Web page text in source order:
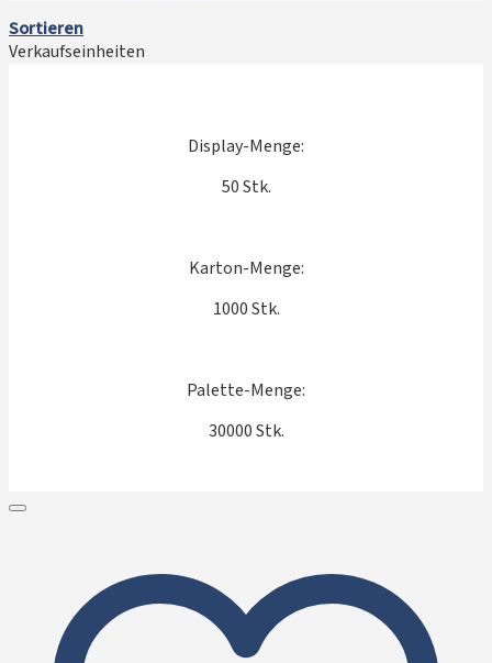
Sortieren
Verkaufseinheiten
Display-Menge:
50 Stk.
Karton-Menge:
1000 Stk.
Palette-Menge:
30000 Stk.